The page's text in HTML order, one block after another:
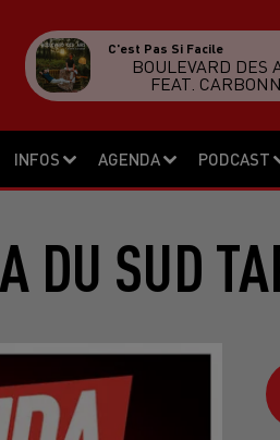
INFOS AGENDA PODCAST
C'est Pas Si Facile
BOULEVARD DES
FEAT.
DU SUD